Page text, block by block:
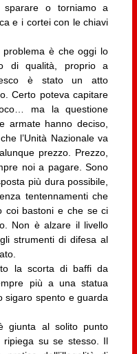
sparare o torniamo a
e i cortei con le chiavi
problema è che oggi lo
di qualità, proprio a
è stato un atto
Certo poteva capitare
ma la questione
armate hanno deciso,
l’Unità Nazionale va
prezzo. Prezzo,
noi a pagare. Sono
più dura possibile,
tentennamenti che
coi bastoni e che se ci
Non è alzare il livello
strumenti di difesa al
la scorta di baffi da
più a una statua
sigaro spento e guarda
giunta al solito punto
ripiega su se stesso. Il